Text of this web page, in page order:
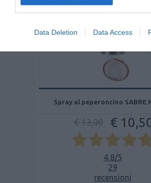
Data Deletion Data Access
Spray al peperoncino SABRE
€ 13,00 €
4,8/5
29
recensioni